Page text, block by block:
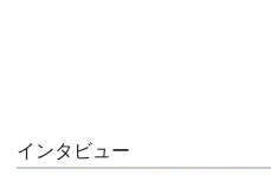
インタビュー